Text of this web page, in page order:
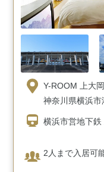
Y-ROOM 上大岡
神奈川県横浜
横浜市営地下
2人まで入居可